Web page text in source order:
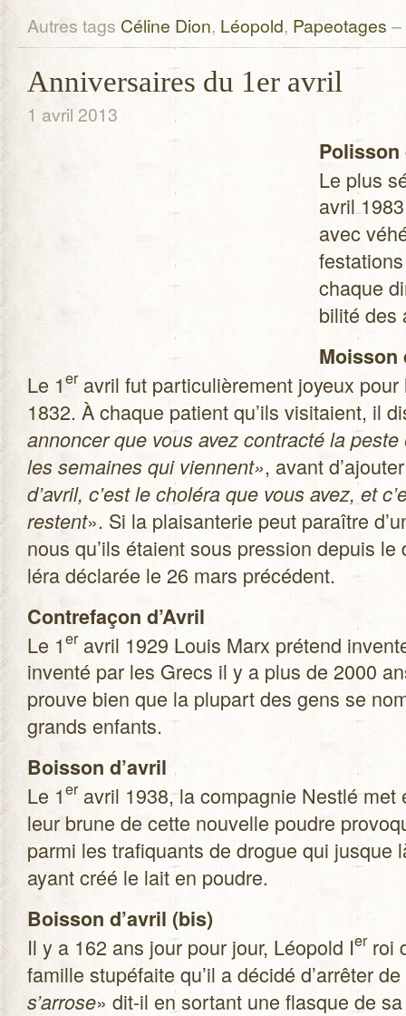
Autres tags Céline Dion, Léopold, Papeotages –
Anniversaires du 1er avril
1 avril 2013
Polis­son
Le plus
avril
avec
chaque
bi­lité des
Mois­son
Le 1eravril fut par­ti­cu­liè­re­ment joyeux
1832. À chaque patient qu’ils visi­taient, il
annon­cer que vous avez contracté la
les semaines qui viennent», avant
d’avril, c’est le cho­léra que vous avez, et
res­tent». Si la plai­san­te­rie peut paraître
nous qu’ils étaient sous pres­sion depuis
léra décla­rée le 26 mars précédent.
Contre­fa­çon d’Avril
Le 1eravril 1929 Louis Marx pré­tend
inventé par les Grecs il y a plus de 2000
prouve bien que la plu­part des gens se
grands enfants.
Bois­son d’avril
Le 1eravril 1938, la com­pa­gnie Nestlé
leur brune de cette nou­velle poudre
parmi les tra­fi­quants de drogue qui jusque
ayant créé le lait en poudre.
Bois­son d’avril (bis)
Il y a 162 ans jour pour jour, Léo­pold Ierroi
famille stu­pé­faite qu’il a décidé d’arrêter
s’arrose» dit-il en sor­tant une flasque de